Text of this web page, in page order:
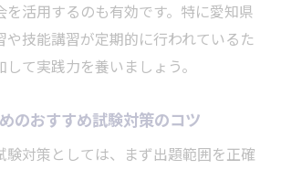
を活用するのも有効です。特に愛知県
や技能講習が定期的に行われているた
て実践力を養いましょう。
のおすすめ試験対策のコツ
験対策としては、まず出題範囲を正確